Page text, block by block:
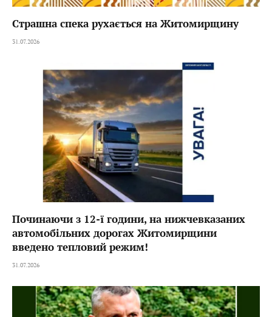
Страшна спека рухається на Житомирщину
31.07.2026
Починаючи з 12-ї години, на нижчевказаних
автомобільних дорогах Житомирщини
введено тепловий режим!
31.07.2026